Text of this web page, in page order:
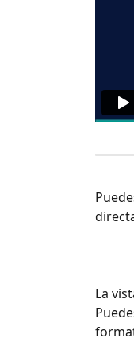
La